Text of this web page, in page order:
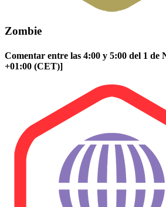
Zombie
Comentar entre las 4:00 y 5:00 del 1 de
+01:00 (CET)]